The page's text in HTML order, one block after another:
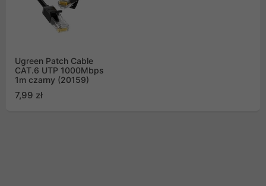
Ugreen Patch Cable
CAT.6 UTP 1000Mbps
1m czarny (20159)
7,99 zł